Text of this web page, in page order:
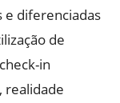
e diferenciadas
de
in
realidade